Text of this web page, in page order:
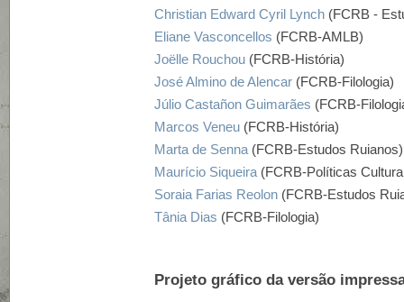
Christian Edward Cyril Lynch (FCRB -
Eliane Vasconcellos (FCRB-AMLB)
Joëlle Rouchou (FCRB-História)
José Almino de Alencar (FCRB-Filologia)
Júlio Castañon Guimarães (FCRB-
Marcos Veneu (FCRB-História)
Marta de Senna (FCRB-Estudos Ruianos)
Maurício Siqueira (FCRB-Políticas
Soraia Farias Reolon (FCRB-Estudos
Tânia Dias (FCRB-Filologia)
Projeto gráfico da versão